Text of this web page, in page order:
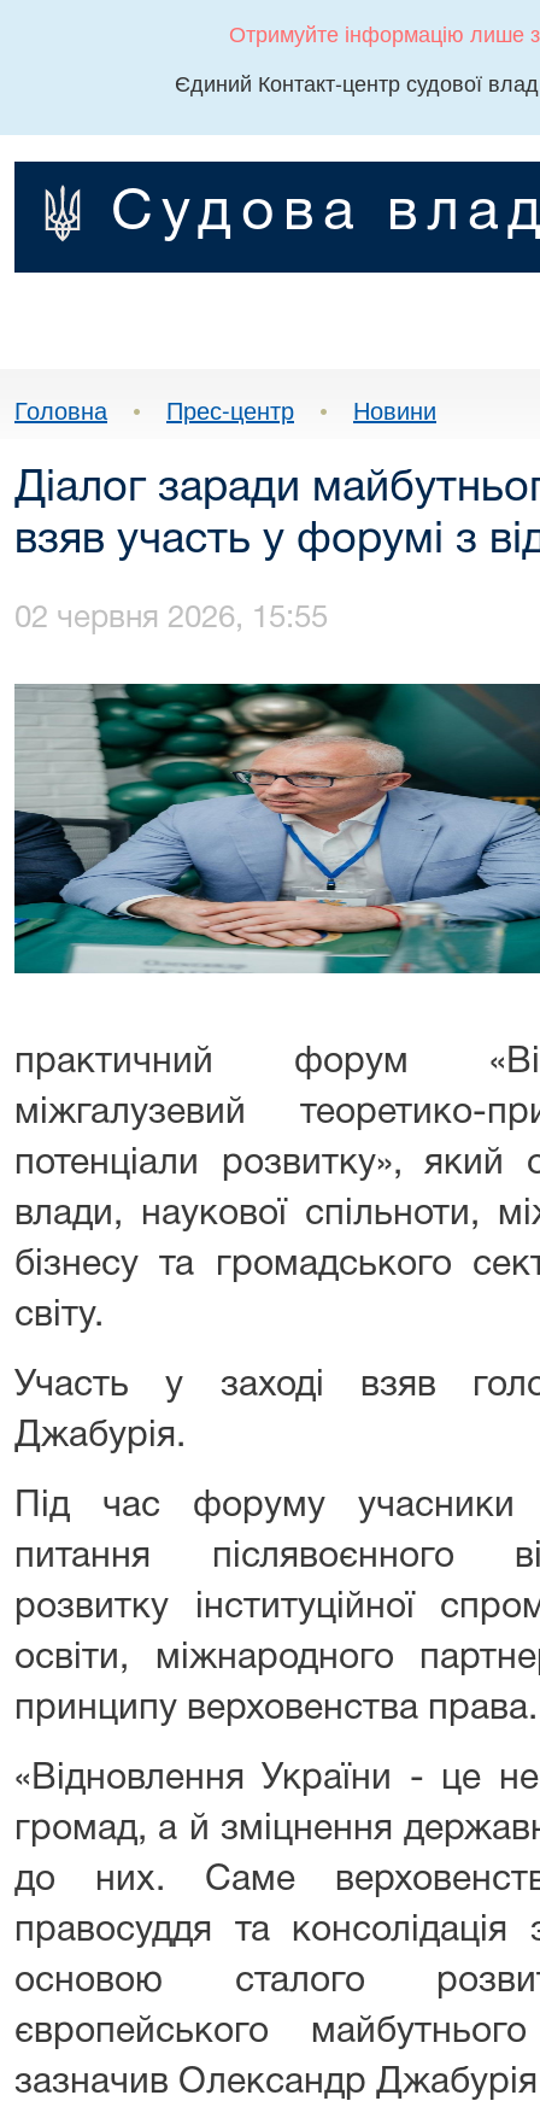
Отримуйте інформацію лише
Єдиний Контакт-центр судової
Судова
Головна • Прес-центр • Новини
Діалог заради
взяв участь у форумі з
02 червня 2026, 15:55
практичний форум
міжгалузевий теоретико-
потенціали розвитку», який
влади, наукової спільноти,
бізнесу та громадського
світу.
Участь у заході взяв
Джабурія.
Під час форуму учасники
питання післявоєнного
розвитку інституційної
освіти, міжнародного
принципу верховенства права.
«Відновлення України - це
громад, а й зміцнення
до них. Саме
правосуддя та консолідація
основою сталого
європейського
зазначив Олександр